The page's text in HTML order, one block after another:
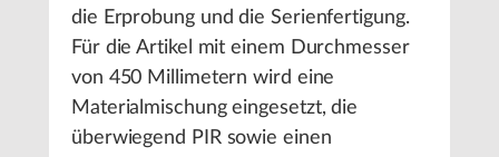
die Erprobung und die Serienfertigung.
Für die Artikel mit einem Durchmesser
von 450 Millimetern wird eine
Materialmischung eingesetzt, die
überwiegend PIR sowie einen